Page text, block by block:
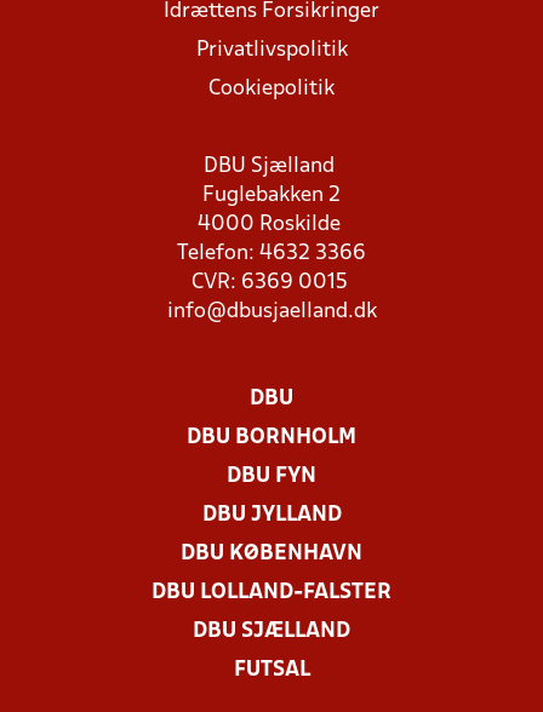
Idrættens Forsikringer
Privatlivspolitik
Cookiepolitik
DBU Sjælland
Fuglebakken 2
4000 Roskilde
Telefon: 4632 3366
CVR: 6369 0015
info@dbusjaelland.dk
DBU
DBU BORNHOLM
DBU FYN
DBU JYLLAND
DBU KØBENHAVN
DBU LOLLAND-FALSTER
DBU SJÆLLAND
FUTSAL